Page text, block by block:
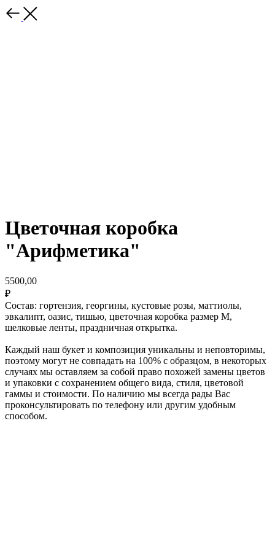
Цветочная коробка
"Арифметика"
5500,00
₽
Состав: гортензия, георгины, кустовые розы, маттиолы,
эвкалипт, оазис, тишью, цветочная коробка размер М,
шелковые ленты, праздничная открытка.
Каждый наш букет и композиция уникальны и неповторимы,
поэтому могут не совпадать на 100% с образцом, в некоторых
случаях мы оставляем за собой право похожей замены цветов
и упаковки с сохранением общего вида, стиля, цветовой
гаммы и стоимости. По наличию мы всегда рады Вас
проконсультировать по телефону или другим удобным
способом.